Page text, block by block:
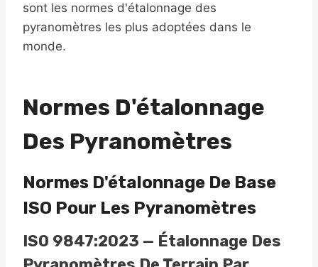
sont les normes d'étalonnage des
pyranomètres les plus adoptées dans le
monde.
Normes D'étalonnage
Des Pyranomètres
Normes D'étalonnage De Base
ISO Pour Les Pyranomètres
ISO 9847:2023 — Étalonnage Des